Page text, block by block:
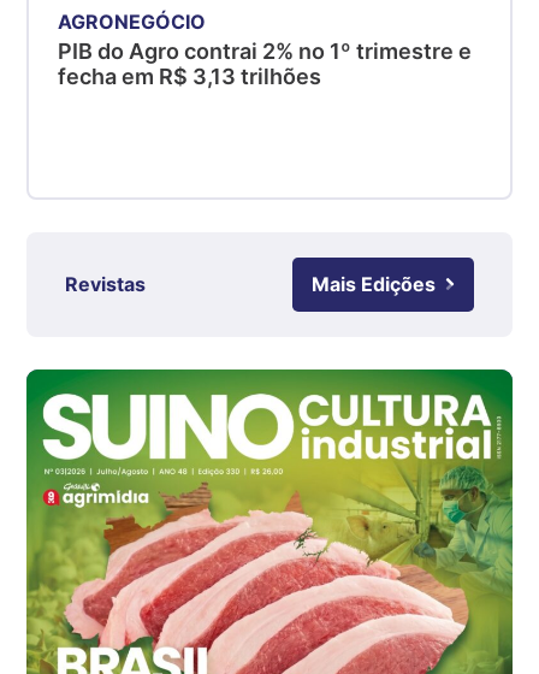
kg
Suíno - Estadual
SC
R$ 142,87
cx
Ovo Branco - Regional
Branco
R$ 145,34
cx
Ovo Vermelho - Regional
Grande São Paulo (SP)
R$ 155,59
cx
AGRONEGÓCIO
PIB do Agro contrai 2% no 1º trimestre e
fecha em R$ 3,13 trilhões
Revistas Mais Edições